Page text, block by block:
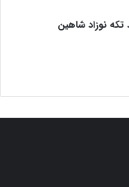
نوزاد شاهین